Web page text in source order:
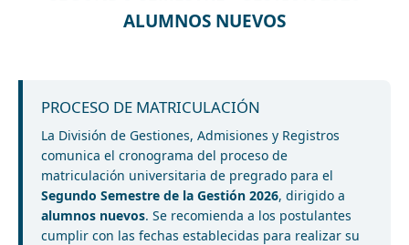
ALUMNOS NUEVOS
PROCESO DE MATRICULACIÓN
La División de Gestiones, Admisiones y Registros
comunica el cronograma del proceso de
matriculación universitaria de pregrado para el
Segundo Semestre de la Gestión 2026, dirigido a
alumnos nuevos. Se recomienda a los postulantes
cumplir con las fechas establecidas para realizar su